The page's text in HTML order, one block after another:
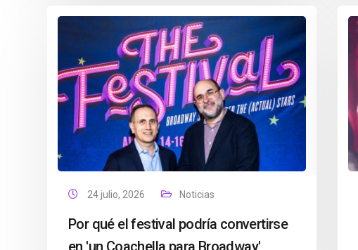
24 julio, 2026 Noticias
Por qué el festival podría convertirse
en 'un Coachella para Broadway'